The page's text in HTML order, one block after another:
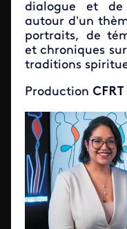
dialogue et
autour d’un
portraits, de
et chroniques
traditions
Production CFRT